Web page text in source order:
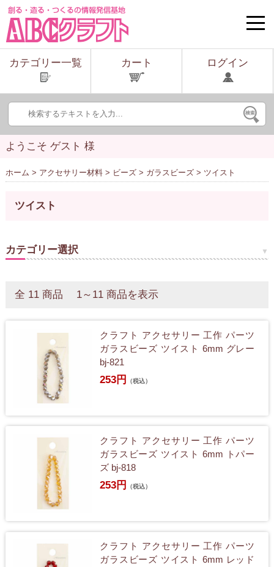
toggle
カテゴリー一覧
カート ログイン
ようこそ ゲスト 様
ホーム > アクセサリー材料> ビーズ> ガラスビーズ> ツイスト
ツイスト
カテゴリー選択
全 11 商品 1～11 商品を表示
クラフト アクセサリー 工作 パーツ
ガラスビーズ ツイスト 6mm グレー
bj-821
253円 （税込）
クラフト アクセサリー 工作 パーツ
ガラスビーズ ツイスト 6mm トパー
ズ bj-818
253円 （税込）
クラフト アクセサリー 工作 パーツ
ガラスビーズ ツイスト 6mm レッド